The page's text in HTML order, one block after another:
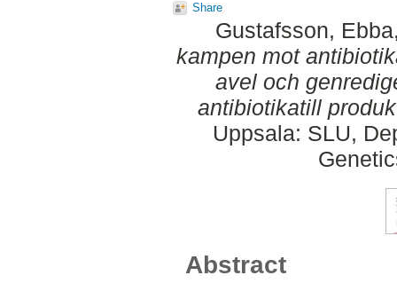
Share
Gustafsson, Ebba
kampen mot
avel och
antibiotikatill
Uppsala: SLU,
Abstract